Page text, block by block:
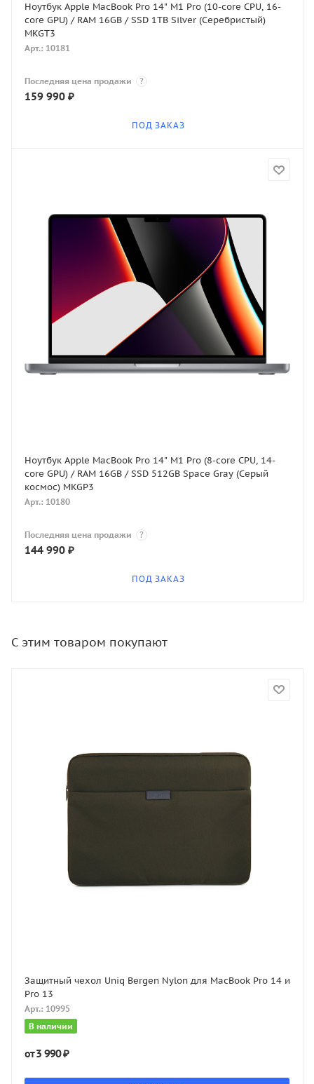
Ноутбук Apple MacBook Pro 14" M1 Pro (10-core CPU, 16-
core GPU) / RAM 16GB / SSD 1TB Silver (Серебристый)
MKGT3
Арт.: 10181
Последняя цена продажи ?
159 990 ₽
ПОД ЗАКАЗ
Ноутбук Apple MacBook Pro 14" M1 Pro (8-core CPU, 14-
core GPU) / RAM 16GB / SSD 512GB Space Gray (Серый
космос) MKGP3
Арт.: 10180
Последняя цена продажи ?
144 990 ₽
ПОД ЗАКАЗ
С этим товаром покупают
Защитный чехол Uniq Bergen Nylon для MacBook Pro 14 и
Pro 13
Арт.: 10995
В наличии
от3 990 ₽